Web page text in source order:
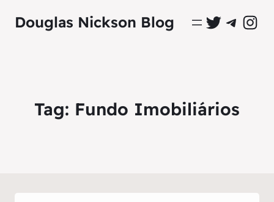
Douglas Nickson Blog Perfil Oficial no Twitter
Grupo Oficial no
Perfil
Tag: Fundo Imobiliários